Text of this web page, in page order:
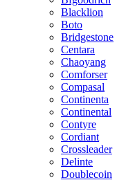
Blacklion
Boto
Bridgestone
Centara
Chaoyang
Comforser
Compasal
Continenta
Continental
Contyre
Cordiant
Crossleader
Delinte
Doublecoin